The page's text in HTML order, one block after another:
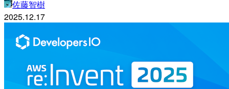
佐藤智樹
2025.12.17